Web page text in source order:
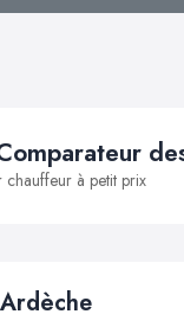
à petit prix